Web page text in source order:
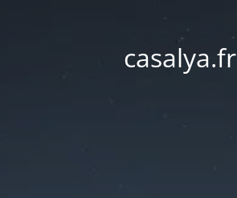
casalya.fr